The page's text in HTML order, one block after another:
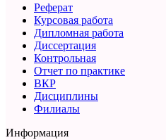
Реферат
Курсовая работа
Дипломная работа
Диссертация
Контрольная
Отчет по практике
ВКР
Дисциплины
Филиалы
Информация